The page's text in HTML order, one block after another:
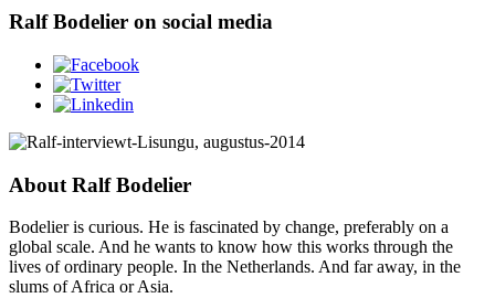
Ralf Bodelier on social media
About Ralf Bodelier
Bodelier is curious. He is fascinated by change, preferably on a
global scale. And he wants to know how this works through the
lives of ordinary people. In the Netherlands. And far away, in the
slums of Africa or Asia.